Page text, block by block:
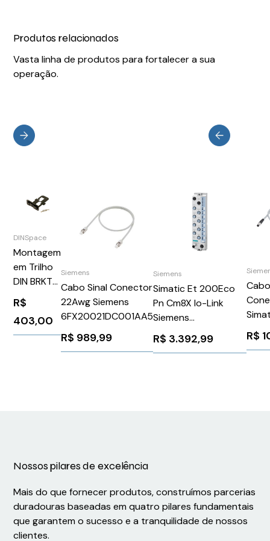
Produtos relacionados
Vasta linha de produtos para fortalecer a sua
operação.
DINSpace
Montagem
em Trilho
DIN BRKT-
XR60
R$
403,00
Siemens
Cabo Sinal Conector
22Awg Siemens
6FX20021DC001AA5
R$ 989,99
Siemens
Simatic Et 200Eco
Pn Cm8X Io-Link
Siemens
6ES71486JG000BB0
R$ 3.392,99 R$
Nossos pilares de excelência
Mais do que fornecer produtos, construímos parcerias
duradouras baseadas em quatro pilares fundamentais
que garantem o sucesso e a tranquilidade de nossos
clientes.